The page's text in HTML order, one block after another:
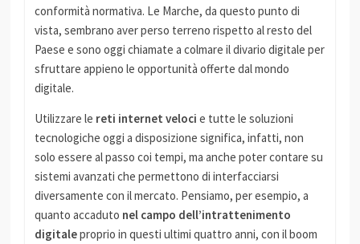
conformità normativa. Le Marche, da questo punto di
vista, sembrano aver perso terreno rispetto al resto del
Paese e sono oggi chiamate a colmare il divario digitale per
sfruttare appieno le opportunità offerte dal mondo
digitale.
Utilizzare le reti internet veloci e tutte le soluzioni
tecnologiche oggi a disposizione significa, infatti, non
solo essere al passo coi tempi, ma anche poter contare su
sistemi avanzati che permettono di interfacciarsi
diversamente con il mercato. Pensiamo, per esempio, a
quanto accaduto nel campo dell’intrattenimento
digitaleproprio in questi ultimi quattro anni, con il boom